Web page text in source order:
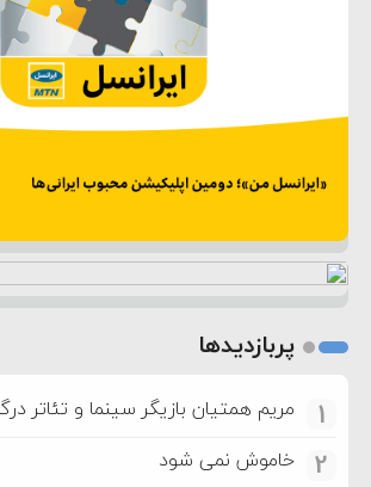
پربازدیدها
1 مریم همتیان بازیگر سینما و تئاتر
2 خاموش نمی شود